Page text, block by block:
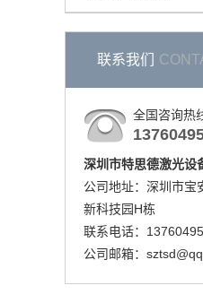
联系我们
全国咨询热
深圳市特思德激光设
公司地址：深圳市宝
新科技园H栋
联系电话：
公司邮箱：